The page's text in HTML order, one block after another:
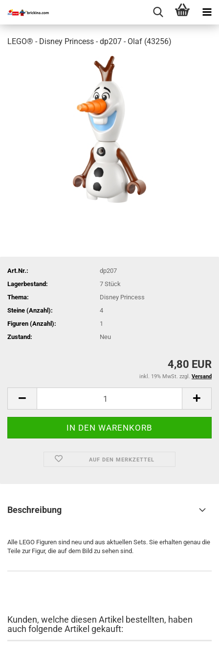
LEGO® - Disney Princess - dp207 - Olaf (43256)
Art.Nr.:
dp207
Lagerbestand:
7Stück
Thema:
Disney Princess
Steine (Anzahl):
4
Figuren (Anzahl):
1
Zustand:
Neu
4,80 EUR
inkl. 19% MwSt. zzgl. Versand
AUF DEN MERKZETTEL
Beschreibung
Alle LEGO Figuren sind neu und aus aktuellen Sets. Sie erhalten genau die
Teile zur Figur, die auf dem Bild zu sehen sind.
Kunden, welche diesen Artikel bestellten, haben
auch folgende Artikel gekauft: